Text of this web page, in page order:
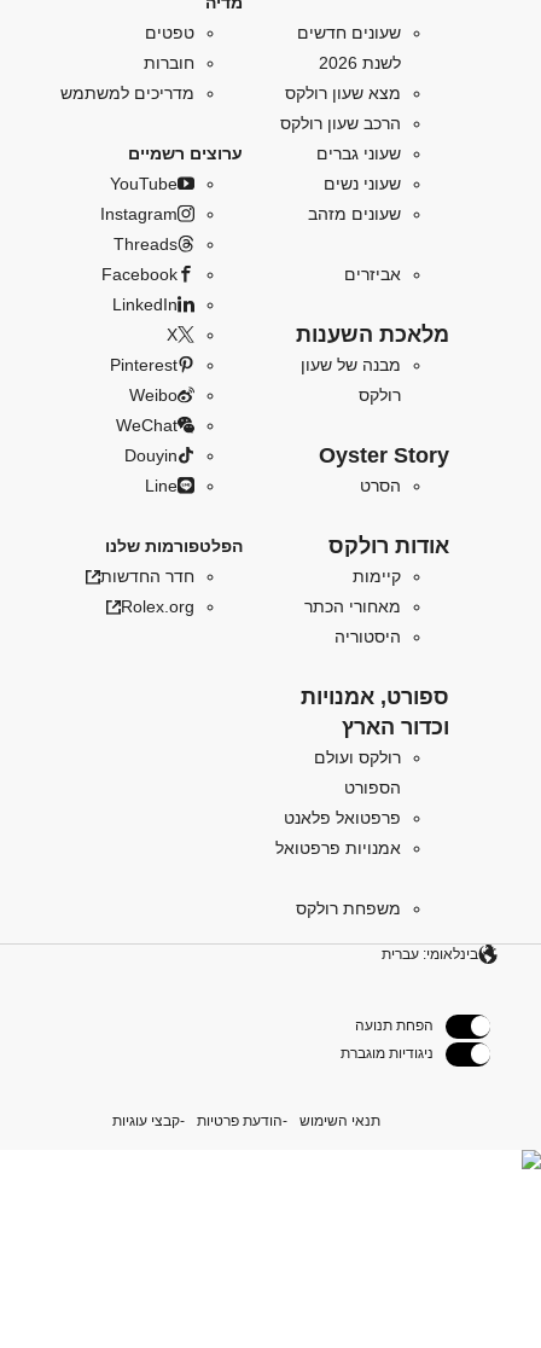
שעונים חדשים
לשנת 2026
מצא שעון רולקס
הרכב שעון רולקס
שעוני גברים
שעוני נשים
שעונים מזהב
אביזרים
מלאכת השענות
מבנה של שעון
רולקס
Oyster Story
הסרט
אודות רולקס
קיימות
מאחורי הכתר
היסטוריה
ספורט, אמנויות
וכדור הארץ
רולקס ועולם
הספורט
פרפטואל פלאנט
אמנויות פרפטואל
משפחת רולקס
טפטים
חוברות
מדריכים למשתמש
ערוצים רשמיים
YouTube
Instagram
Threads
Facebook
LinkedIn
X
Pinterest
Weibo
WeChat
Douyin
Line
הפלטפורמות שלנו
חדר החדשות
Rolex.org
בינלאומי: עברית
הפחת תנועה
ניגודיות מוגברת
תנאי השימוש הודעת פרטיות קבצי עוגיות